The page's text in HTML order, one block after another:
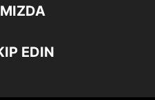
EDIN